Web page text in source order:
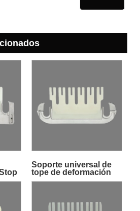
Soporte universal de
tope de deformación
de aluminio medio